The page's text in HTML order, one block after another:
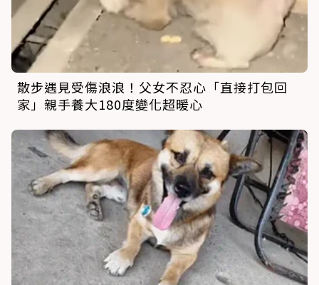
散步遇見受傷浪浪！父女不忍心「直接打包回
家」親手養大180度變化超暖心